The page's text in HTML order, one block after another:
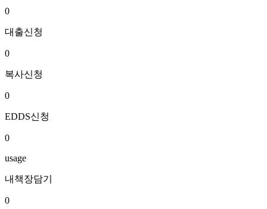
0
대출신청
0
복사신청
0
EDDS신청
0
usage
내책장담기
0